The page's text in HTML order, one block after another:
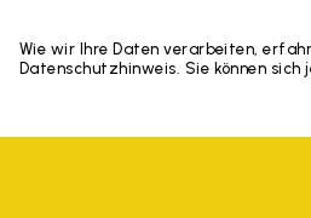
Wie wir Ihre Daten verarbeiten,
Datenschutzhinweis. Sie können